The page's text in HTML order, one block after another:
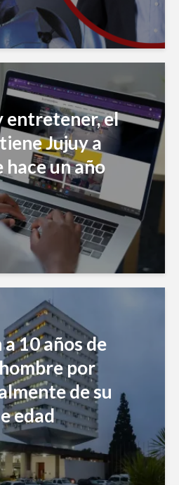
entretener, el
Jujuy a
hace un año
10 años de
por
de su
edad